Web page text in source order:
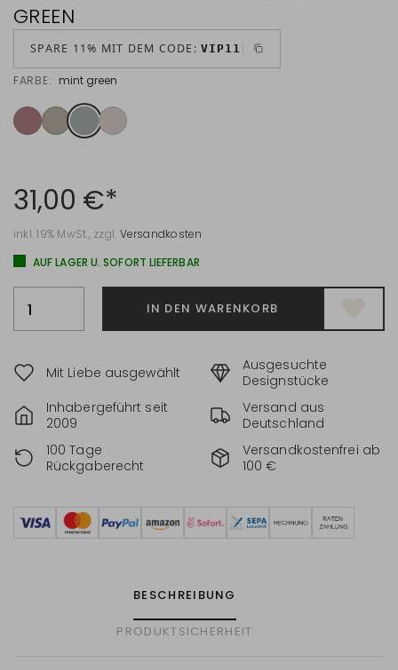
GREEN
SPARE 11% MIT DEM CODE: VIP11
FARBE: mint green
31,00 €*
inkl. 19% MwSt., zzgl. Versandkosten
AUF LAGER U. SOFORT LIEFERBAR
IN DEN WARENKORB
Mit Liebe ausgewählt
Ausgesuchte
Designstücke
Inhabergeführt seit
2009
Versand aus
Deutschland
100 Tage
Rückgaberecht
Versandkostenfrei ab
100 €
BESCHREIBUNG
PRODUKTSICHERHEIT